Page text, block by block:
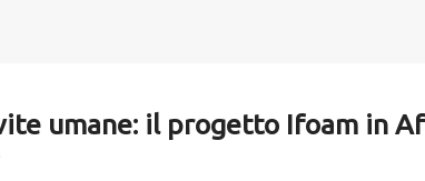
umane: il progetto Ifoam in